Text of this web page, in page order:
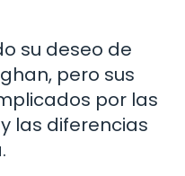
su deseo de
pero sus
por las
las diferencias